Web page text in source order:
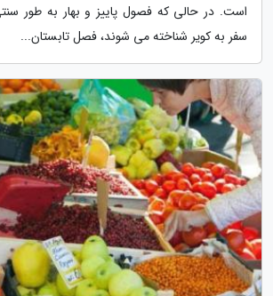
است. در حالی که فصول پاییز و بهار به طور
سفر به کویر شناخته می شوند، فصل تابستان...